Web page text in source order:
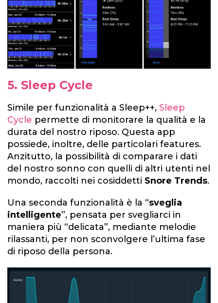
5. Sleep Cycle
Simile per funzionalità a Sleep++, Sleep
Cycle permette di monitorare la qualità e la
durata del nostro riposo. Questa app
possiede, inoltre, delle particolari features.
Anzitutto, la possibilità di comparare i dati
del nostro sonno con quelli di altri utenti nel
mondo, raccolti nei cosiddetti Snore Trends.
Una seconda funzionalità è la “sveglia
intelligente”, pensata per svegliarci in
maniera più “delicata”, mediante melodie
rilassanti, per non sconvolgere l’ultima fase
di riposo della persona.